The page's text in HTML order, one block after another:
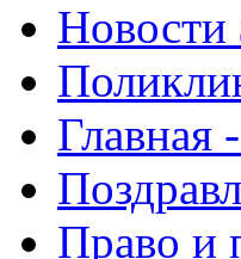
Главная
Право и